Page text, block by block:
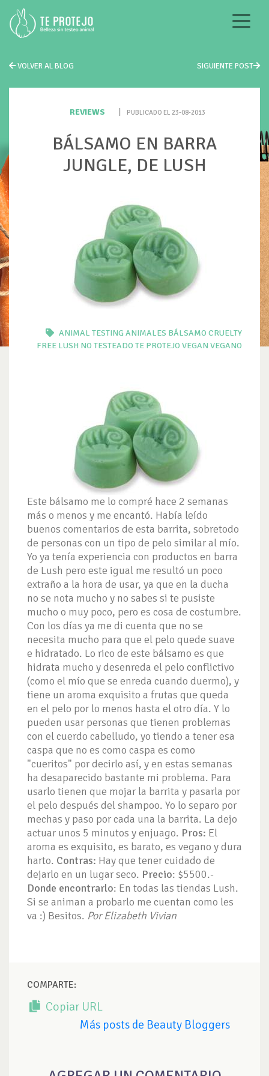
VOLVER AL BLOG SIGUIENTE POST
REVIEWS PUBLICADO EL 23-08-2013
BÁLSAMO EN BARRA
JUNGLE, DE LUSH
ANIMAL TESTINGANIMALES BÁLSAMO CRUELTY
FREE LUSH NO TESTEADO TE PROTEJO VEGAN VEGANO
Este bálsamo me lo compré hace 2 semanas
más o menos y me encantó. Había leído
buenos comentarios de esta barrita, sobretodo
de personas con un tipo de pelo similar al mío.
Yo ya tenía experiencia con productos en barra
de Lush pero este igual me resultó un poco
extraño a la hora de usar, ya que en la ducha
no se nota mucho y no sabes si te pusiste
mucho o muy poco, pero es cosa de costumbre.
Con los días ya me di cuenta que no se
necesita mucho para que el pelo quede suave
e hidratado. Lo rico de este bálsamo es que
hidrata mucho y desenreda el pelo conflictivo
(como el mío que se enreda cuando duermo), y
tiene un aroma exquisito a frutas que queda
en el pelo por lo menos hasta el otro día. Y lo
pueden usar personas que tienen problemas
con el cuerdo cabelludo, yo tiendo a tener esa
caspa que no es como caspa es como
"cueritos" por decirlo así, y en estas semanas
ha desaparecido bastante mi problema. Para
usarlo tienen que mojar la barrita y pasarla por
el pelo después del shampoo. Yo lo separo por
mechas y paso por cada una la barrita. La dejo
actuar unos 5 minutos y enjuago. Pros: El
aroma es exquisito, es barato, es vegano y dura
harto. Contras: Hay que tener cuidado de
dejarlo en un lugar seco. Precio: $5500.-
Donde encontrarlo: En todas las tiendas Lush.
Si se animan a probarlo me cuentan como les
va :) Besitos. Por Elizabeth Vivian
COMPARTE:
Copiar URL
Más posts de Beauty Bloggers